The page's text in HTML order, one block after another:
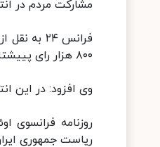
مشارکت مردم در
۸۰۰ هزار رای پییشتاز در انتخابات شده است.
وی افزود: در این انتخابات ۲۸ میلیون و ۶۰۰ هزار نفر از واجدین
ریاست جمهوری